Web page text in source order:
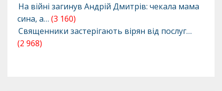
На війні загинув Андрій Дмитрів: чекала мама
сина, а… (3 160)
Священники застерігають вірян від послуг…
(2 968)